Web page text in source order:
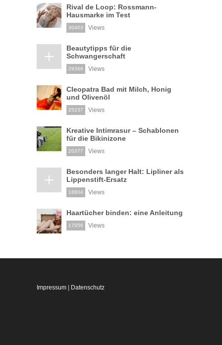
Rival de Loop: Rossmann-
Hausmarke im Test
30403 Views
Beautytipps für die
Schwangerschaft
29366 Views
Cleopatra Bad mit Milch, Honig
und Olivenöl
25237 Views
Kreative Intimrasur – Schablonen
für die Bikinizone
20377 Views
Besonders langer Halt: Lipliner als
Lippenstift-Ersatz
18804 Views
Haartücher binden: eine Anleitung
17056 Views
Impressum | Datenschutz